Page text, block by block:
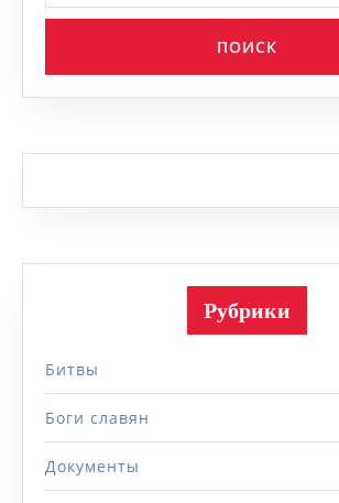
Рубрики
Битвы
Боги славян
Документы